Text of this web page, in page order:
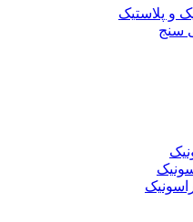
و پلاستیک
سنج